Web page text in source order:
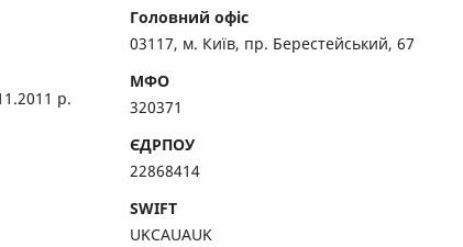
р.
Головний офіс
03117, м. Київ, пр. Берестейський, 67
МФО
320371
ЄДРПОУ
22868414
SWIFT
UKCAUAUK